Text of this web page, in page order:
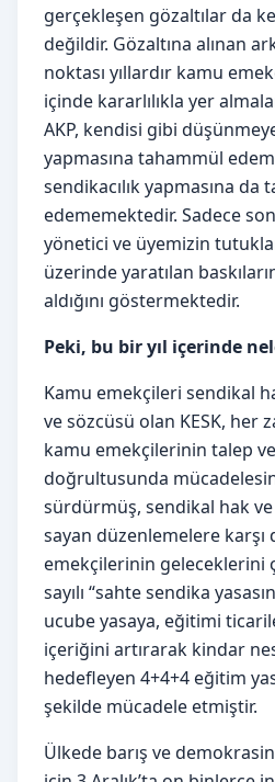
gerçekleşen gözaltılar da
değildir. Gözaltına alınan
noktası yıllardır kamu
içinde kararlılıkla yer
AKP, kendisi gibi
yapmasına tahammül
sendikacılık yapmasına da
edememektedir. Sadece
yönetici ve üyemizin
üzerinde yaratılan
aldığını göstermektedir.
Peki, bu bir yıl içerinde
Kamu emekçileri sendikal
ve sözcüsü olan KESK, her
kamu emekçilerinin talep
doğrultusunda
sürdürmüş, sendikal hak
sayan düzenlemelere karşı
emekçilerinin geleceklerini
sayılı “sahte sendika
ucube yasaya, eğitimi
içeriğini artırarak kindar
hedefleyen 4+4+4 eğitim
şekilde mücadele etmiştir.
Ülkede barış ve